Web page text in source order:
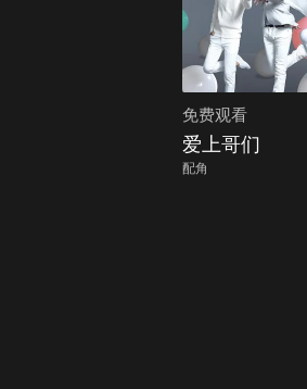
免费观看
爱上哥们
配角